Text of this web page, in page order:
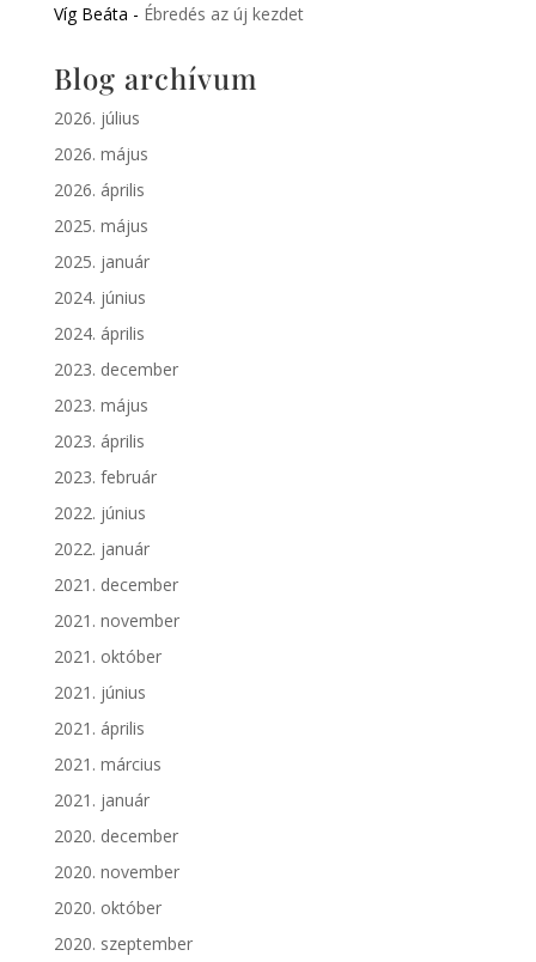
Víg Beáta - Ébredés az új kezdet
Blog archívum
2026. július
2026. május
2026. április
2025. május
2025. január
2024. június
2024. április
2023. december
2023. május
2023. április
2023. február
2022. június
2022. január
2021. december
2021. november
2021. október
2021. június
2021. április
2021. március
2021. január
2020. december
2020. november
2020. október
2020. szeptember